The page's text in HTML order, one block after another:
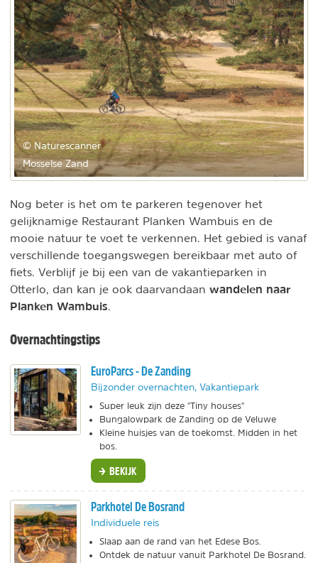
© Naturescanner
Mosselse Zand
Nog beter is het om te parkeren tegenover het
gelijknamige Restaurant Planken Wambuis en de
mooie natuur te voet te verkennen. Het gebied is vanaf
verschillende toegangswegen bereikbaar met auto of
fiets. Verblijf je bij een van de vakantieparken in
Otterlo, dan kan je ook daarvandaan wandelen naar
Planken Wambuis
Overnachtingstips
EuroParcs - De Zanding
Bijzonder overnachten, Vakantiepark
Super leuk zijn deze "Tiny houses"
Bungalowpark de Zanding op de Veluwe
Kleine huisjes van de toekomst. Midden in het
bos.
BEKIJK
Parkhotel De Bosrand
Individuele reis
Slaap aan de rand van het Edese Bos.
Ontdek de natuur vanuit Parkhotel De Bosrand.